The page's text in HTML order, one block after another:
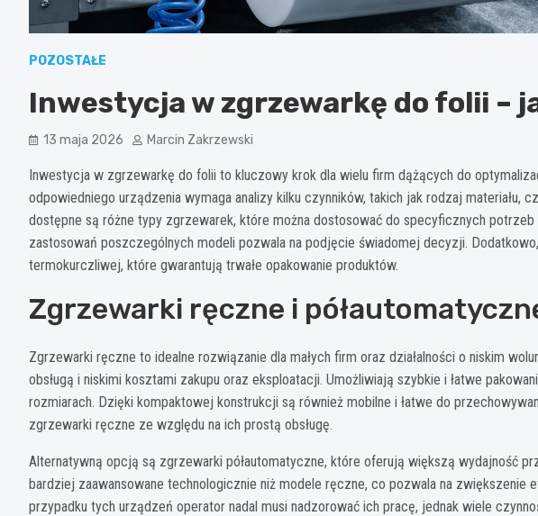
POZOSTAŁE
Inwestycja w zgrzewarkę do folii –
13 maja 2026 Marcin Zakrzewski
Inwestycja w zgrzewarkę do folii to kluczowy krok dla wielu firm dążących do
odpowiedniego urządzenia wymaga analizy kilku czynników, takich jak rodzaj materiału,
dostępne są różne typy zgrzewarek, które można dostosować do specyficznych
zastosowań poszczególnych modeli pozwala na podjęcie świadomej decyzji.
termokurczliwej, które gwarantują trwałe opakowanie produktów.
Zgrzewarki ręczne i
Zgrzewarki ręczne to idealne rozwiązanie dla małych firm oraz działalności o niskim
obsługą i niskimi kosztami zakupu oraz eksploatacji. Umożliwiają szybkie i łatwe
rozmiarach. Dzięki kompaktowej konstrukcji są również mobilne i łatwe do
zgrzewarki ręczne ze względu na ich prostą obsługę.
Alternatywną opcją są zgrzewarki półautomatyczne, które oferują większą wydajność
bardziej zaawansowane technologicznie niż modele ręczne, co pozwala na zwiększenie
przypadku tych urządzeń operator nadal musi nadzorować ich pracę, jednak wiele